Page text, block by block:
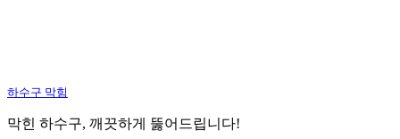
하수구 막힘
막힌 하수구, 깨끗하게 뚫어드립니다!